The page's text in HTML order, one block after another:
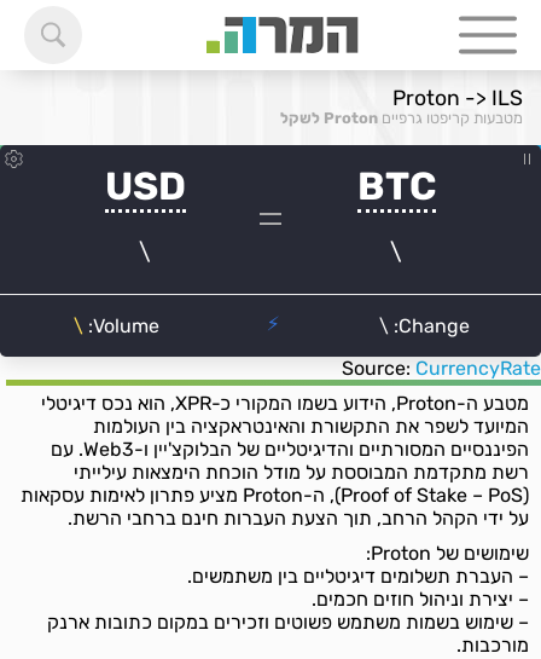
Proton -> ILS
מטבעות קריפטו גרפיים Proton לשקל
Source: CurrencyRate
מטבע ה-Proton, הידוע בשמו המקורי כ-XPR, הוא נכס דיגיטלי
המיועד לשפר את התקשורת והאינטראקציה בין העולמות
הפיננסיים המסורתיים והדיגיטליים של הבלוקצ'יין ו-Web3. עם
רשת מתקדמת המבוססת על מודל הוכחת הימצאות עילייתי
(Proof of Stake – PoS), ה-Proton מציע פתרון לאימות עסקאות
על ידי הקהל הרחב, תוך הצעת העברות חינם ברחבי הרשת.
שימושים של Proton:
– העברת תשלומים דיגיטליים בין משתמשים.
– יצירת וניהול חוזים חכמים.
– שימוש בשמות משתמש פשוטים וזכירים במקום כתובות ארנק
מורכבות.